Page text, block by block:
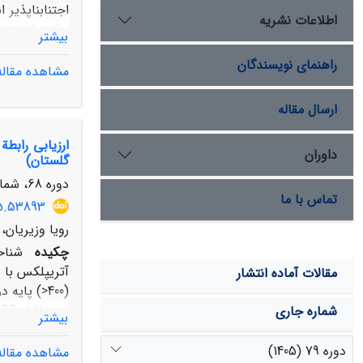
تغییرات
بیشتر
مشاهده
گلستان)
دوره 68، شماره 1، بهار 1394، صفحه
رویا
چکیده
در منطقة
دامنة
بیشتر
مشاهده
اطلاعات نشریه
راهنمای نویسندگان
ارسال مقاله
داوران
تماس با ما
مقالات آماده انتشار
شماره جاری
دوره 79 (1405)